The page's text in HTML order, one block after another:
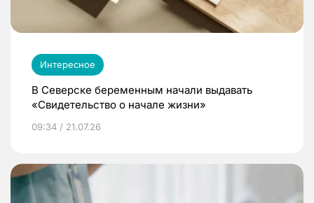
Интересное
В Северске беременным начали выдавать
«Свидетельство о начале жизни»
09:34 / 21.07.26